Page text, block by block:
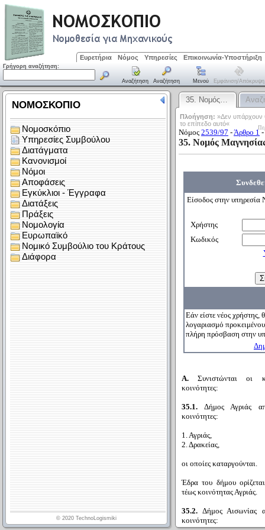
Ευρετήρια Νόμος Υπηρεσίες Επικοινωνία-Υποστήριξη
Γρήγορη αναζήτηση:
Αναζήτηση Αναζήτηση Μενού Εμφάνιση/απόκρυψη
35. Νομός…